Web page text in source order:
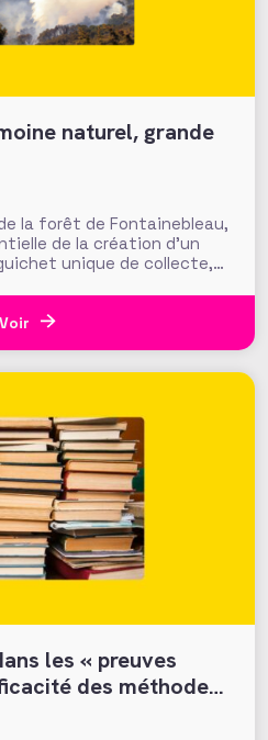
naturel, grande
la forêt de Fontainebleau,
de la création d’un
unique de collecte,
du Patrimoine. Alors
l’ONF ou des particuliers,
Voir
les « preuves
des méthodes